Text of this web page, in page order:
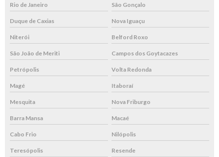
Rio de Janeiro São Gonçalo
Duque de Caxias Nova Iguaçu
Niterói Belford Roxo
São João de Meriti Campos dos Goytacazes
Petrópolis Volta Redonda
Magé Itaboraí
Mesquita Nova Friburgo
Barra Mansa Macaé
Cabo Frio Nilópolis
Teresópolis Resende